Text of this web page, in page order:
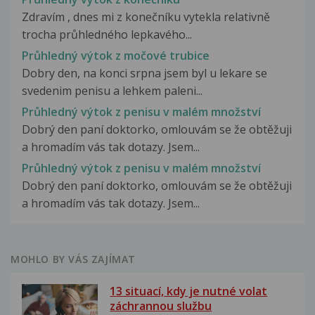
Zdravím , dnes mi z konečníku vytekla relativně
trocha průhledného lepkavého...
Průhledný výtok z močové trubice
Dobry den, na konci srpna jsem byl u lekare se
svedenim penisu a lehkem paleni...
Průhledný výtok z penisu v malém množství
Dobrý den paní doktorko, omlouvám se že obtěžuji
a hromadím vás tak dotazy. Jsem...
Průhledný výtok z penisu v malém množství
Dobrý den paní doktorko, omlouvám se že obtěžuji
a hromadím vás tak dotazy. Jsem...
MOHLO BY VÁS ZAJÍMAT
13 situací, kdy je nutné volat
záchrannou službu